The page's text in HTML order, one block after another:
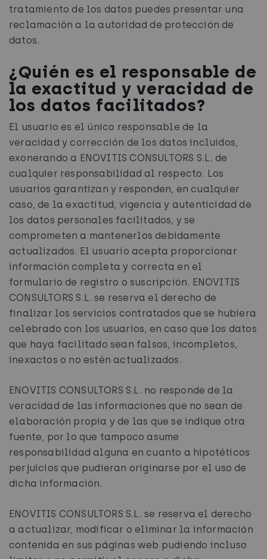
tratamiento de los datos puedes presentar una
reclamación a la autoridad de protección de
datos.
¿Quién es el responsable de
la exactitud y veracidad de
los datos facilitados?
El usuario es el único responsable de la
veracidad y corrección de los datos incluidos,
exonerando a ENOVITIS CONSULTORS S.L. de
cualquier responsabilidad al respecto. Los
usuarios garantizan y responden, en cualquier
caso, de la exactitud, vigencia y autenticidad de
los datos personales facilitados, y se
comprometen a mantenerlos debidamente
actualizados. El usuario acepta proporcionar
información completa y correcta en el
formulario de registro o suscripción. ENOVITIS
CONSULTORS S.L. se reserva el derecho de
finalizar los servicios contratados que se hubiera
celebrado con los usuarios, en caso que los datos
que haya facilitado sean falsos, incompletos,
inexactos o no estén actualizados.
ENOVITIS CONSULTORS S.L. no responde de la
veracidad de las informaciones que no sean de
elaboración propia y de las que se indique otra
fuente, por lo que tampoco asume
responsabilidad alguna en cuanto a hipotéticos
perjuicios que pudieran originarse por el uso de
dicha información.
ENOVITIS CONSULTORS S.L. se reserva el derecho
a actualizar, modificar o eliminar la información
contenida en sus páginas web pudiendo incluso